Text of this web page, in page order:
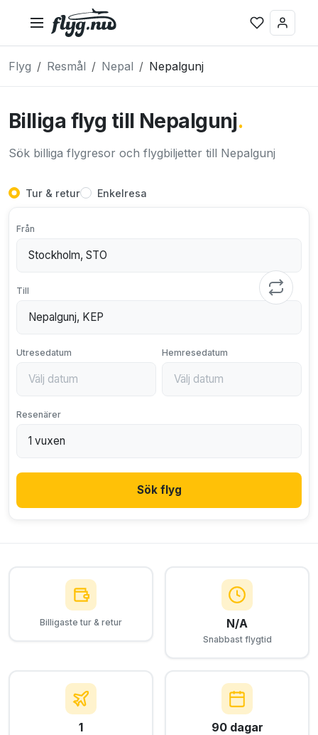
Flyg Resmål Nepal Nepalgunj
Billiga flyg till Nepalgunj.
Sök billiga flygresor och flygbiljetter till Nepalgunj
Tur & retur Enkelresa
Från
Till
Utresedatum Hemresedatum
Resenärer
Sök flyg
Billigaste tur & retur N/A
Snabbast flygtid
1 90 dagar